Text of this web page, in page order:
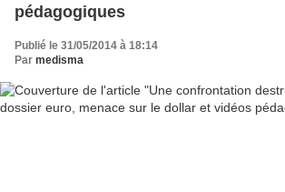
pédagogiques
Publié le 31/05/2014 à 18:14
Par medisma